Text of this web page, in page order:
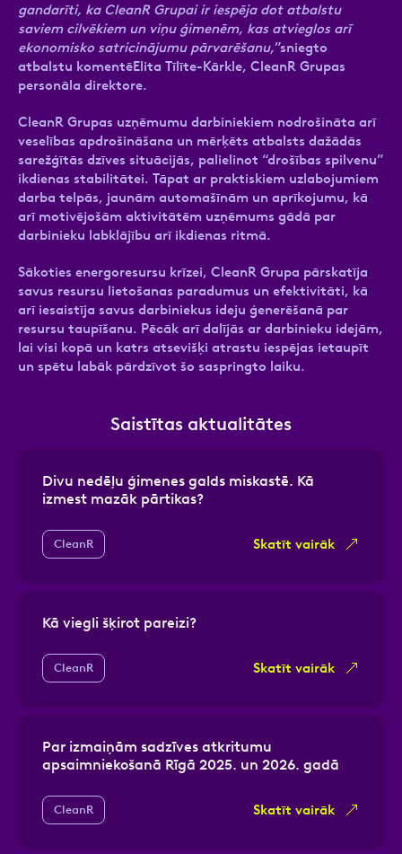
gandarīti, ka CleanR Grupai ir iespēja dot atbalstu
saviem cilvēkiem un viņu ģimenēm, kas atvieglos arī
ekonomisko satricinājumu pārvarēšanu,”sniegto
atbalstu komentēElita Tīlīte-Kārkle, CleanR Grupas
personāla direktore.
CleanR Grupas uzņēmumu darbiniekiem nodrošināta arī
veselības apdrošināšana un mērķēts atbalsts dažādās
sarežģītās dzīves situācijās, palielinot “drošības spilvenu”
ikdienas stabilitātei. Tāpat ar praktiskiem uzlabojumiem
darba telpās, jaunām automašīnām un aprīkojumu, kā
arī motivējošām aktivitātēm uzņēmums gādā par
darbinieku labklājību arī ikdienas ritmā.
Sākoties energoresursu krīzei, CleanR Grupa pārskatīja
savus resursu lietošanas paradumus un efektivitāti, kā
arī iesaistīja savus darbiniekus ideju ģenerēšanā par
resursu taupīšanu. Pēcāk arī dalījās ar darbinieku idejām,
lai visi kopā un katrs atsevišķi atrastu iespējas ietaupīt
un spētu labāk pārdzīvot šo saspringto laiku.
Saistītas aktualitātes
Divu nedēļu ģimenes galds miskastē. Kā
izmest mazāk pārtikas?
CleanR Skatīt vairāk
Kā viegli šķirot pareizi?
CleanR Skatīt vairāk
Par izmaiņām sadzīves atkritumu
apsaimniekošanā Rīgā 2025. un 2026. gadā
CleanR Skatīt vairāk